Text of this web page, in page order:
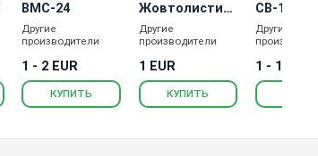
ВМС-24
Другие
производители
1 - 2 EUR
КУПИТЬ
Жовтолистий
36
Другие
производители
1 EUR
КУПИТЬ
СВ-13
Другие
1 - 16 EUR